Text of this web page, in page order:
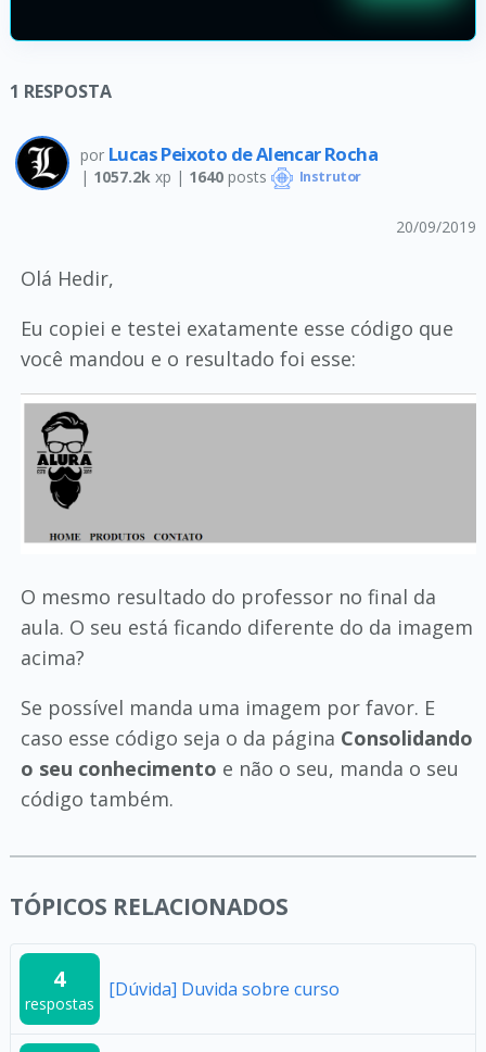
1 RESPOSTA
por Lucas Peixoto de Alencar Rocha
| 1057.2k xp | 1640posts Instrutor
20/09/2019
Olá Hedir,
Eu copiei e testei exatamente esse código que
você mandou e o resultado foi esse:
O mesmo resultado do professor no final da
aula. O seu está ficando diferente do da imagem
acima?
Se possível manda uma imagem por favor. E
caso esse código seja o da página Consolidando
o seu conhecimento e não o seu, manda o seu
código também.
TÓPICOS RELACIONADOS
4
respostas
[Dúvida] Duvida sobre curso